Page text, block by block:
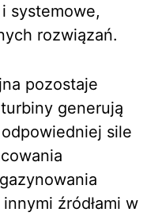
systemowe,
rozwiązań.
pozostaje
generują
sile
źródłami w